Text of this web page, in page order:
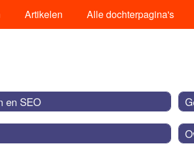
Artikelen Alle dochterpagina's
en SEO